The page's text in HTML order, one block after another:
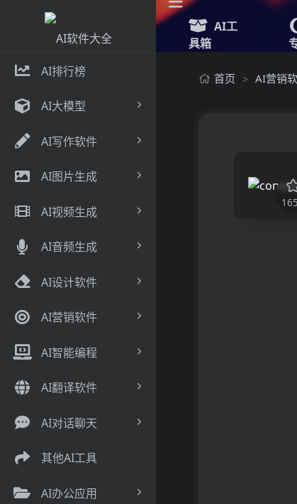
AI排行榜
AI大模型
AI写作软件
AI图片生成
AI视频生成
AI音频生成
AI设计软件
AI营销软件
AI智能编程
AI翻译软件
AI对话聊天
其他AI工具
AI办公应用
AI工
具箱
首页 > AI营销